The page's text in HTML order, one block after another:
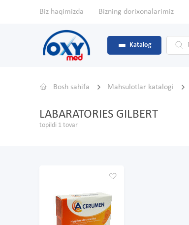
Biz haqimizda Bizning dorixonalarimiz
Katalog
Bosh sahifa Mahsulotlar katalogi
LABARATORIES GILBERT
topildi 1 tovar